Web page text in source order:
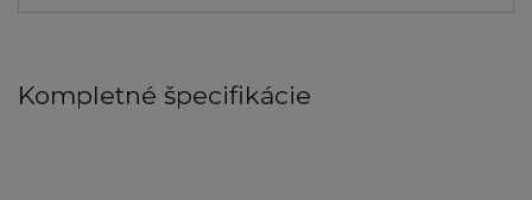
Kompletné špecifikácie